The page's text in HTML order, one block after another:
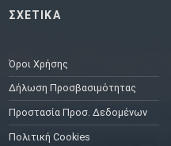
ΣΧΕΤΙΚΑ
Όροι Χρήσης
Δήλωση Προσβασιμότητας
Προστασία Προσ. Δεδομένων
Πολιτική Cookies